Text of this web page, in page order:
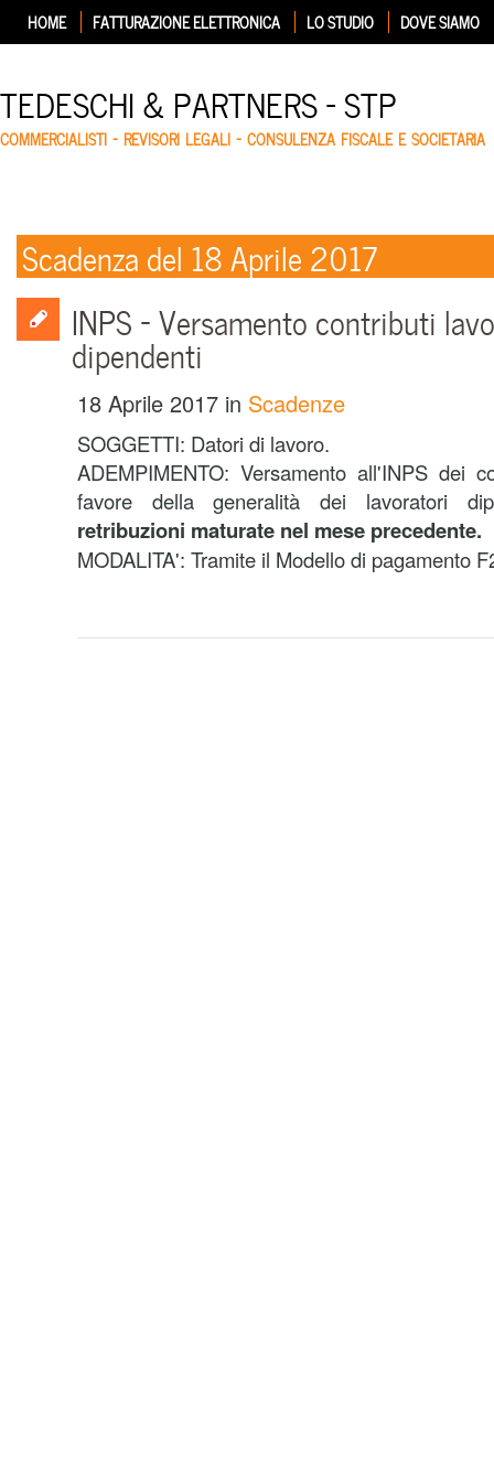
HOME FATTURAZIONE ELETTRONICA LO STUDIO DOVE SIAMO
TEDESCHI & PARTNERS – STP
COMMERCIALISTI – REVISORI LEGALI – CONSULENZA FISCALE E SOCIETARIA
Scadenza del 18 Aprile 2017
INPS – Versamento contributi
dipendenti
18 Aprile 2017 in Scadenze
SOGGETTI: Datori di lavoro.
ADEMPIMENTO: Versamento all'INPS dei
favore della generalità dei lavoratori
retribuzioni maturate nel mese precedente.
MODALITA': Tramite il Modello di pagamento